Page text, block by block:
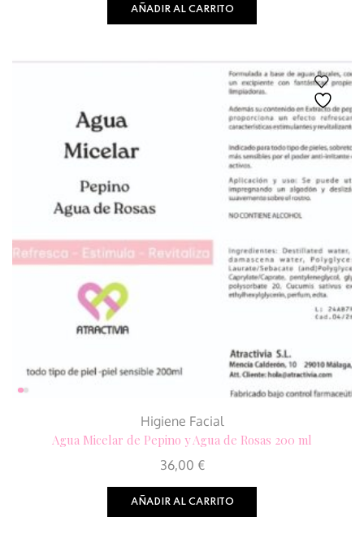
AÑADIR AL CARRITO
Higiene Facial
Agua Micelar de Pepino y Agua de Rosas 200 ml
36,00 €
AÑADIR AL CARRITO